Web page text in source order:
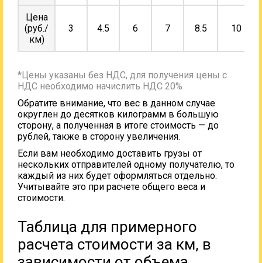
Цена
(руб./
км)
3 4.5 6 7 8.5 10
*Цены указаны без НДС, для получения цены с
НДС необходимо начислить НДС 20%
Обратите внимание, что вес в данном случае
округлен до десятков килограмм в большую
сторону, а полученная в итоге стоимость — до
рублей, также в сторону увеличения.
Если вам необходимо доставить грузы от
нескольких отправителей одному получателю, то
каждый из них будет оформляться отдельно.
Учитывайте это при расчете общего веса и
стоимости.
Таблица для примерного
расчета стоимости за км, в